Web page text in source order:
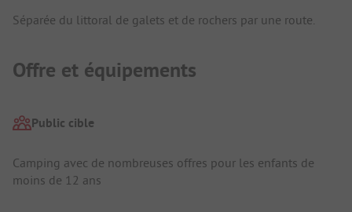
Séparée du littoral de galets et de rochers par une route.
Offre et équipements
Public cible
Camping avec de nombreuses offres pour les enfants de
moins de 12 ans